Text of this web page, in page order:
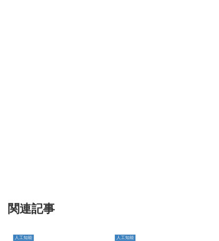
関連記事
人工知能 人工知能